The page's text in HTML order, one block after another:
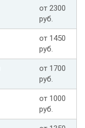
от 2300
руб.
от 1450
руб.
от 1700
руб.
от 1000
руб.